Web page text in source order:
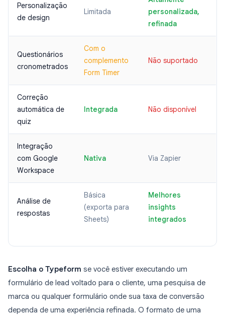
Personalização
de design
Limitada
personalizada,
refinada
Questionários
cronometrados
Com o
complemento
Form Timer
Não suportado
Correção
automática de
quiz
Integrada Não disponível
Integração
com Google
Workspace
Nativa Via Zapier
Análise de
respostas
Básica
(exporta para
Sheets)
Melhores
insights
integrados
Escolha o Typeform se você estiver executando um
formulário de lead voltado para o cliente, uma pesquisa de
marca ou qualquer formulário onde sua taxa de conversão
dependa de uma experiência refinada. O formato de uma